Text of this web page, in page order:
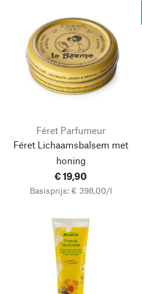
Féret Parfumeur
Féret Lichaamsbalsem met
honing
€ 19,90
Basisprijs: € 398,00/l